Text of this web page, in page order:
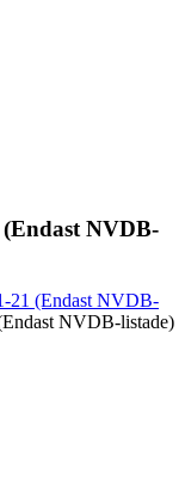
NVDB-
21 (Endast NVDB-
NVDB-listade)